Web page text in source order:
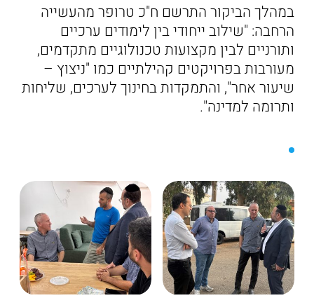
במהלך הביקור התרשם ח"כ טרופר מהעשייה
הרחבה: "שילוב ייחודי בין לימודים ערכיים
ותורניים לבין מקצועות טכנולוגיים מתקדמים,
מעורבות בפרויקטים קהילתיים כמו "ניצוץ –
שיעור אחר", והתמקדות בחינוך לערכים, שליחות
ותרומה למדינה".